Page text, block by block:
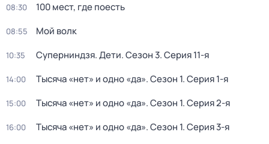
08:30 100 мест, где поесть
08:55 Мой волк
10:35 Суперниндзя. Дети. Сезон 3. Серия 11-я
14:00 Тысяча «нет» и одно «да». Сезон 1. Серия 1-я
15:00 Тысяча «нет» и одно «да». Сезон 1. Серия 2-я
16:00 Тысяча «нет» и одно «да». Сезон 1. Серия 3-я